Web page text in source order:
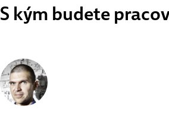
S kým budete